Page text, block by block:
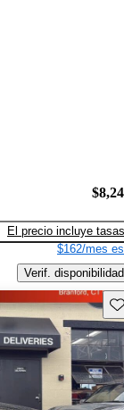
El precio incluye tasas
$162/mes
Verif. disponibilidad